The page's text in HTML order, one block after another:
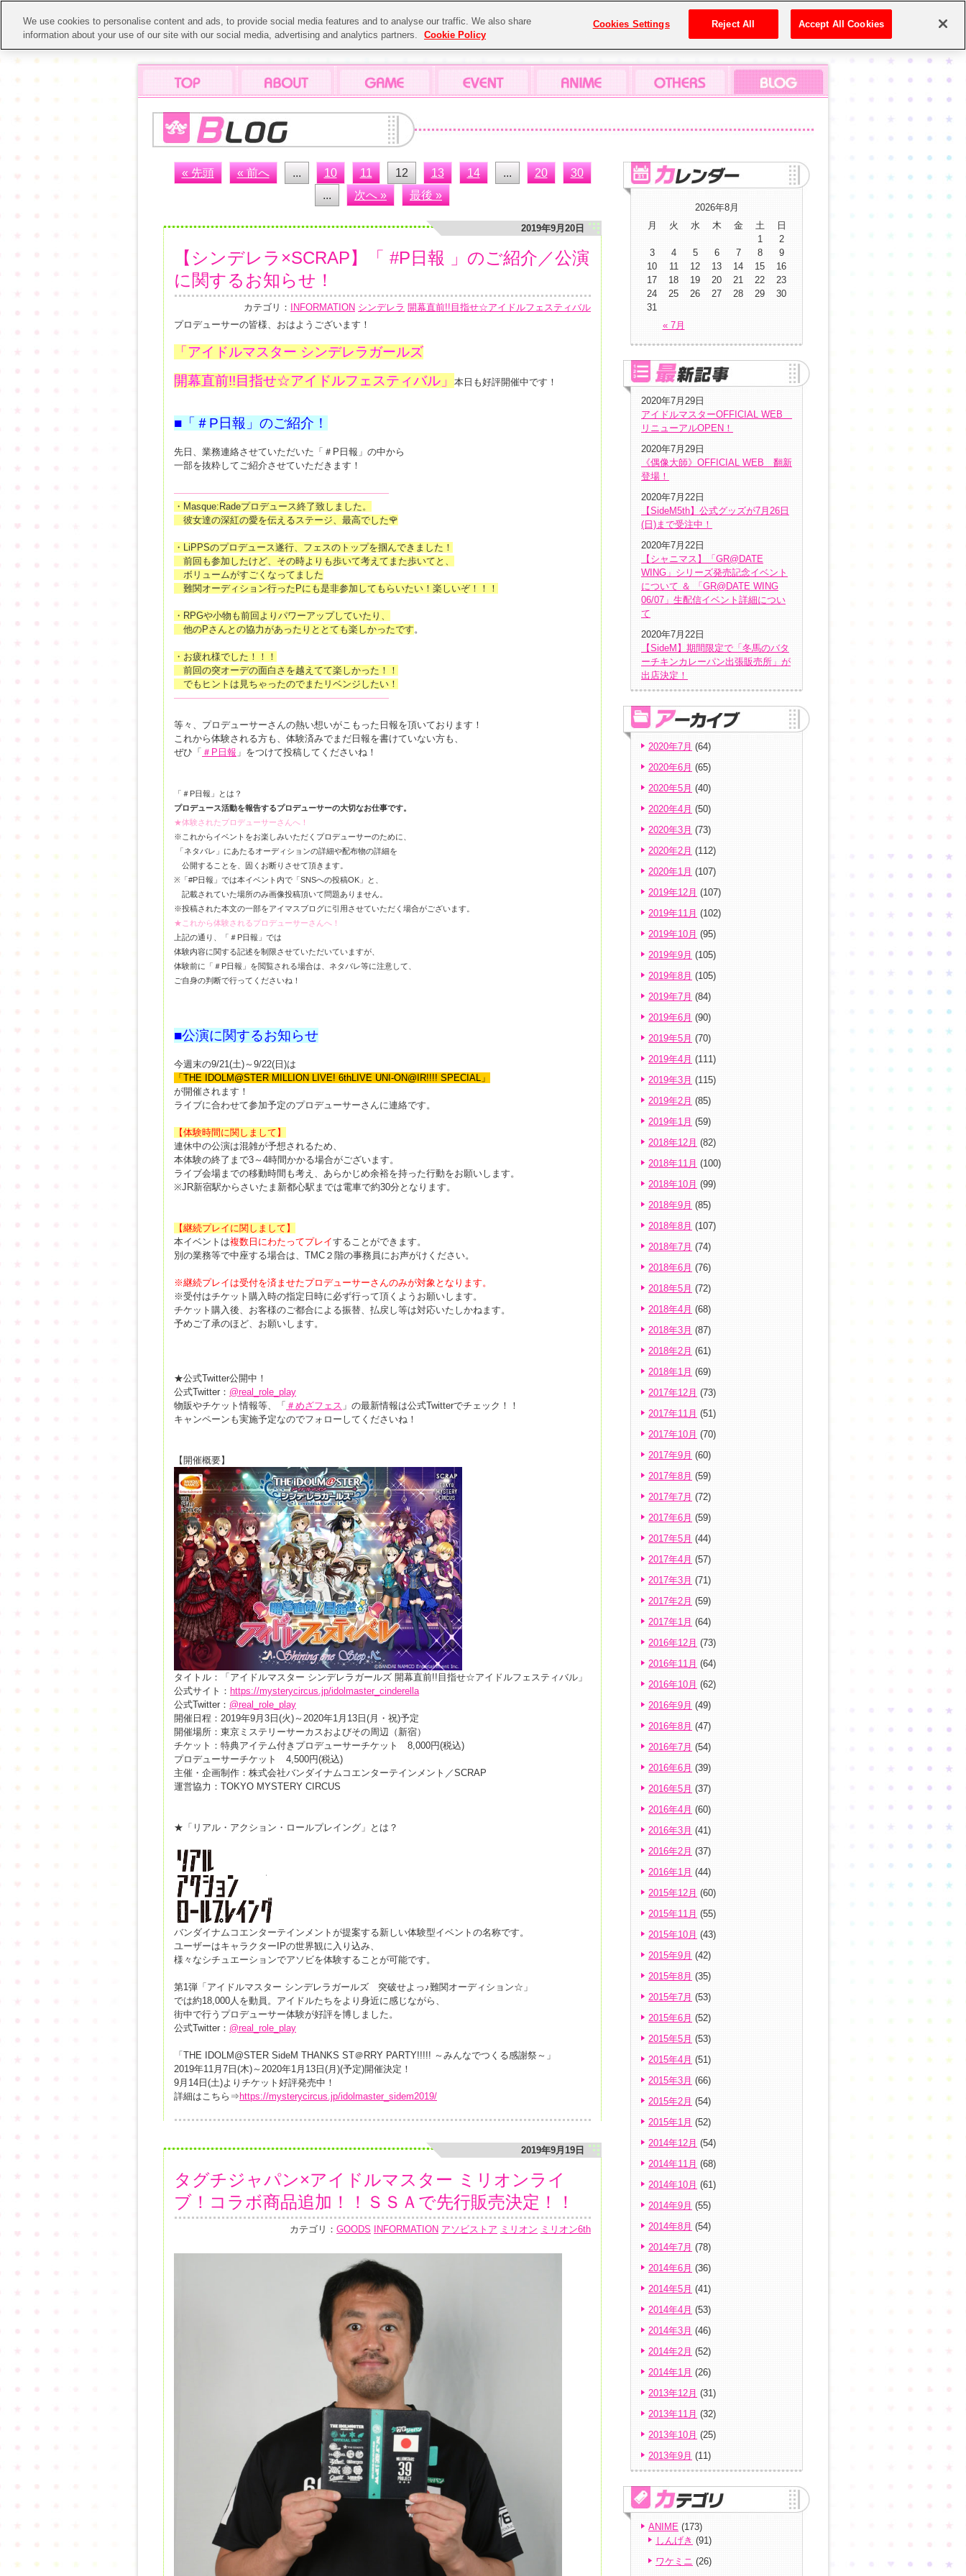
« 先頭 « 前へ ... 10 11 12 13 14 ... 20
30
...
次へ » 最後 »
2019年9月20日
【シンデレラ×SCRAP】「 #P日報 」のご紹介／公演
に関するお知らせ！
カテゴリ： INFORMATION シンデレラ 開幕直前!!目指せ☆アイドルフェスティバル
プロデューサーの皆様、おはようございます！
「アイドルマスター シンデレラガールズ
開幕直前!!目指せ☆アイドルフェスティバル」
本日も好評開催中です！
■「＃P日報」のご紹介！
先日、業務連絡させていただいた「＃P日報」の中から
一部を抜粋してご紹介させていただきます！
―――――――――――――――――――――――
・Masque:Radeプロデュース終了致しました。
彼女達の深紅の愛を伝えるステージ、最高でした🌹
・LiPPSのプロデュース遂行、フェスのトップを掴んできました！
前回も参加したけど、その時よりも歩いて考えてまた歩いてと、
ボリュームがすごくなってました
難関オーディション行ったPにも是非参加してもらいたい！楽しいぞ！！！
・RPGや小物も前回よりパワーアップしていたり、
他のPさんとの協力があったりととても楽しかったです。
・お疲れ様でした！！！
前回の突オーデの面白さを越えてて楽しかった！！
でもヒントは見ちゃったのでまたリベンジしたい！
―――――――――――――――――――――――
等々、プロデューサーさんの熱い想いがこもった日報を頂いております！
これから体験される方も、体験済みでまだ日報を書けていない方も、
ぜひ「 ＃P日報 」をつけて投稿してくださいね！
「＃P日報」とは？
プロデュース活動を報告するプロデューサーの大切なお仕事です。
★体験されたプロデューサーさんへ！
※これからイベントをお楽しみいただくプロデューサーのために、
「ネタバレ」にあたるオーディションの詳細や配布物の詳細を
公開することを、固くお断りさせて頂きます。
※「#P日報」では本イベント内で「SNSへの投稿OK」と、
記載されていた場所のみ画像投稿頂いて問題ありません。
※投稿された本文の一部をアイマスブログに引用させていただく場合がございます。
★これから体験されるプロデューサーさんへ！
上記の通り、「＃P日報」では
体験内容に関する記述を制限させていただいていますが、
体験前に「＃P日報」を閲覧される場合は、ネタバレ等に注意して、
ご自身の判断で行ってくださいね！
■公演に関するお知らせ
今週末の9/21(土)～9/22(日)は
「THE IDOLM@STER MILLION LIVE! 6thLIVE UNI-ON@IR!!!! SPECIAL」
が開催されます！
ライブに合わせて参加予定のプロデューサーさんに連絡です。
【体験時間に関しまして】
連休中の公演は混雑が予想されるため、
本体験の終了まで3～4時間かかる場合がございます。
ライブ会場までの移動時間も考え、あらかじめ余裕を持った行動をお願いします。
※JR新宿駅からさいたま新都心駅までは電車で約30分となります。
【継続プレイに関しまして】
本イベントは複数日にわたってプレイすることができます。
別の業務等で中座する場合は、TMC２階の事務員にお声がけください。
※継続プレイは受付を済ませたプロデューサーさんのみが対象となります。
※受付はチケット購入時の指定日時に必ず行って頂くようお願いします。
チケット購入後、お客様のご都合による振替、払戻し等は対応いたしかねます。
予めご了承のほど、お願いします。
★公式Twitter公開中！
公式Twitter： @real_role_play
物販やチケット情報等、「 ＃めざフェス 」の最新情報は公式Twitterでチェック！！
キャンペーンも実施予定なのでフォローしてくださいね！
【開催概要】
タイトル：「アイドルマスター シンデレラガールズ 開幕直前!!目指せ☆アイドルフェスティバル」
公式サイト： https://mysterycircus.jp/idolmaster_cinderella
公式Twitter： @real_role_play
開催日程：2019年9月3日(火)～2020年1月13日(月・祝)予定
開催場所：東京ミステリーサーカスおよびその周辺（新宿）
チケット：特典アイテム付きプロデューサーチケット 8,000円(税込)
プロデューサーチケット 4,500円(税込)
主催・企画制作：株式会社バンダイナムコエンターテインメント／SCRAP
運営協力：TOKYO MYSTERY CIRCUS
★「リアル・アクション・ロールプレイング」とは？
バンダイナムコエンターテインメントが提案する新しい体験型イベントの名称です。
ユーザーはキャラクターIPの世界観に入り込み、
様々なシチュエーションでアソビを体験することが可能です。
第1弾「アイドルマスター シンデレラガールズ 突破せよっ♪難関オーディション☆」
では約18,000人を動員。アイドルたちをより身近に感じながら、
街中で行うプロデューサー体験が好評を博しました。
公式Twitter： @real_role_play
「THE IDOLM@STER SideM THANKS ST＠RRY PARTY!!!!! ～みんなでつくる感謝祭～」
2019年11月7日(木)～2020年1月13日(月)(予定)開催決定！
9月14日(土)よりチケット好評発売中！
詳細はこちら⇒ https://mysterycircus.jp/idolmaster_sidem2019/
2019年9月19日
タグチジャパン×アイドルマスター ミリオンライ
ブ！コラボ商品追加！！ＳＳＡで先行販売決定！！
カテゴリ： GOODS INFORMATION アソビストア ミリオン ミリオン6th
2026年8月
月
火 水 木 金 土 日
« 7月
1
2
3
4 5 6 7 8
9
10
11 12 13 14 15
16
17
18 19 20 21 22
23
24
25 26 27 28 29
30
31
2020年7月29日
アイドルマスターOFFICIAL WEB
リニューアルOPEN！
2020年7月29日
《偶像大師》OFFICIAL WEB 翻新
登場！
2020年7月22日
【SideM5th】公式グッズが7月26日
(日)まで受注中！
2020年7月22日
【シャニマス】「GR@DATE
WING」シリーズ発売記念イベント
について ＆ 「GR@DATE WING
06/07」生配信イベント詳細につい
て
2020年7月22日
【SideM】期間限定で「冬馬のバタ
ーチキンカレーパン出張販売所」が
出店決定！
2020年7月 (64)
2020年6月 (65)
2020年5月 (40)
2020年4月 (50)
2020年3月 (73)
2020年2月 (112)
2020年1月 (107)
2019年12月 (107)
2019年11月 (102)
2019年10月 (95)
2019年9月 (105)
2019年8月 (105)
2019年7月 (84)
2019年6月 (90)
2019年5月 (70)
2019年4月 (111)
2019年3月 (115)
2019年2月 (85)
2019年1月 (59)
2018年12月 (82)
2018年11月 (100)
2018年10月 (99)
2018年9月 (85)
2018年8月 (107)
2018年7月 (74)
2018年6月 (76)
2018年5月 (72)
2018年4月 (68)
2018年3月 (87)
2018年2月 (61)
2018年1月 (69)
2017年12月 (73)
2017年11月 (51)
2017年10月 (70)
2017年9月 (60)
2017年8月 (59)
2017年7月 (72)
2017年6月 (59)
2017年5月 (44)
2017年4月 (57)
2017年3月 (71)
2017年2月 (59)
2017年1月 (64)
2016年12月 (73)
2016年11月 (64)
2016年10月 (62)
2016年9月 (49)
2016年8月 (47)
2016年7月 (54)
2016年6月 (39)
2016年5月 (37)
2016年4月 (60)
2016年3月 (41)
2016年2月 (37)
2016年1月 (44)
2015年12月 (60)
2015年11月 (55)
2015年10月 (43)
2015年9月 (42)
2015年8月 (35)
2015年7月 (53)
2015年6月 (52)
2015年5月 (53)
2015年4月 (51)
2015年3月 (66)
2015年2月 (54)
2015年1月 (52)
2014年12月 (54)
2014年11月 (68)
2014年10月 (61)
2014年9月 (55)
2014年8月 (54)
2014年7月 (78)
2014年6月 (36)
2014年5月 (41)
2014年4月 (53)
2014年3月 (46)
2014年2月 (52)
2014年1月 (26)
2013年12月 (31)
2013年11月 (32)
2013年10月 (25)
2013年9月 (11)
ANIME (173)
しんげき (91)
ワケミニ (26)
We use cookies to personalise content and ads, to provide social media features and to analyse our traffic. We also share
information about your use of our site with our social media, advertising and analytics partners.
Cookie Policy
Cookies Settings Reject All Accept All Cookies